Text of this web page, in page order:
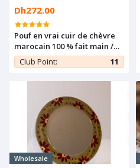
Dh272.00
Pouf en vrai cuir de chèvre
marocain 100 % fait main /
Region : Marrakech
Club Point: 11
Wholesale